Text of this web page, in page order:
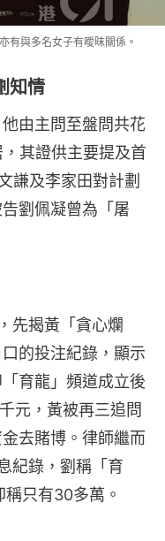
有與多名女子有曖昩關係。
知情
由主問至盤問共花
其證供主要提及首
謙及李家田對計劃
劉佩凝曾為「屠
先揭黃「貪心爛
的投注紀錄，顯示
育龍」頻道成立後
元，黃被再三追問
去賭博。律師繼而
紀錄，劉稱「育
只有30多萬。